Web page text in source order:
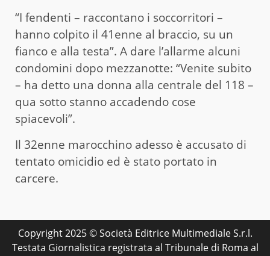
“I fendenti – raccontano i soccorritori –
hanno colpito il 41enne al braccio, su un
fianco e alla testa”. A dare l’allarme alcuni
condomini dopo mezzanotte: “Venite subito
– ha detto una donna alla centrale del 118 –
qua sotto stanno accadendo cose
spiacevoli”.
Il 32enne marocchino adesso è accusato di
tentato omicidio ed è stato portato in
carcere.
Copyright 2025 © Società Editrice Multimediale S.r.l.
Testata Giornalistica registrata al Tribunale di Roma al